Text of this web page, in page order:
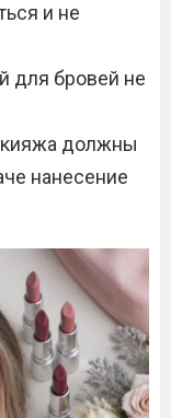
и не
для бровей не
должны
нанесение